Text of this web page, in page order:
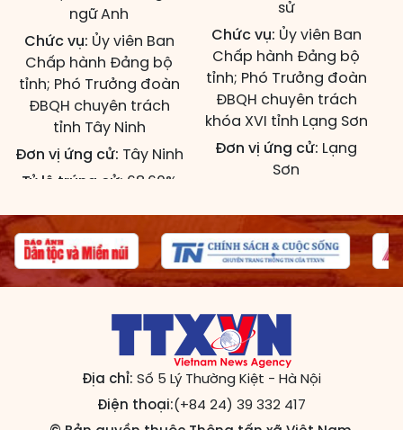
ngữ Anh
Chức vụ: Ủy viên Ban
Chấp hành Đảng bộ
tỉnh; Phó Trưởng đoàn
ĐBQH chuyên trách
tỉnh Tây Ninh
Đơn vị ứng cử: Tây Ninh
Tỷ lệ trúng cử: 68,60%
sử
Chức vụ: Ủy viên Ban
Chấp hành Đảng bộ
tỉnh; Phó Trưởng đoàn
ĐBQH chuyên trách
khóa XVI tỉnh Lạng Sơn
Đơn vị ứng cử: Lạng
Sơn
PHẠM THẾ ANH
Năm sinh:1982
Quê quán:Xã Hoằng
NGUYỄN DOÃN ANH
Đạt 98,91% số phiếu
Năm sinh:1967
Quê quán:Xã An
Địa chỉ: Số 5 Lý Thường Kiệt - Hà Nội
Điện thoại:(+84 24) 39 332 417